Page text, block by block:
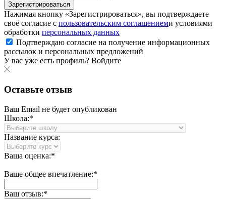
Зарегистрироваться
Нажимая кнопку «Зарегистрироваться», вы подтверждаете
своё согласие с пользовательским соглашениеми условиями
обработки персональных данных
Подтверждаю согласие на получение информационных
рассылок и персональных предложений
У вас уже есть профиль? Войдите
Оставьте отзыв
Ваш Email не будет опубликован
Школа:*
Название курса:
Ваша оценка:*
Ваше общее впечатление:*
Ваш отзыв:*